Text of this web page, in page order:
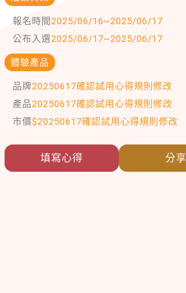
報名時間 2025/06/16~2025/06/17
公布入選2025/06/17~2025/06/17
體驗產品
品牌20250617確認試用心得規則修改
產品20250617確認試用心得規則修改
市價$20250617確認試用心得規則修改
填寫心得 分享